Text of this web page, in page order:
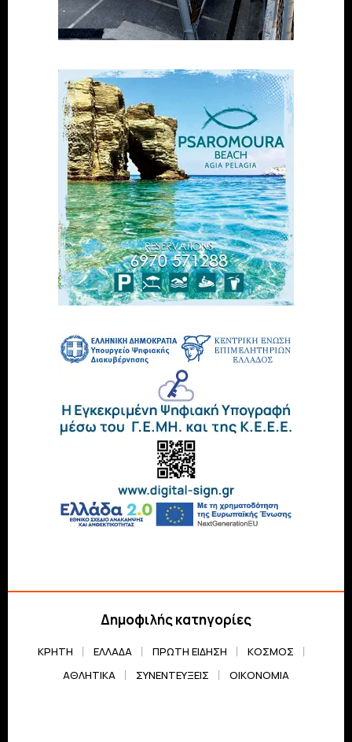
Δημοφιλής κατηγορίες
ΚΡΗΤΗ ΕΛΛΆΔΑ ΠΡΏΤΗ ΕΊΔΗΣΗ
ΚΌΣΜΟΣ
ΑΘΛΗΤΙΚΆ
ΣΥΝΕΝΤΕΎΞΕΙΣ ΟΙΚΟΝΟΜΊΑ